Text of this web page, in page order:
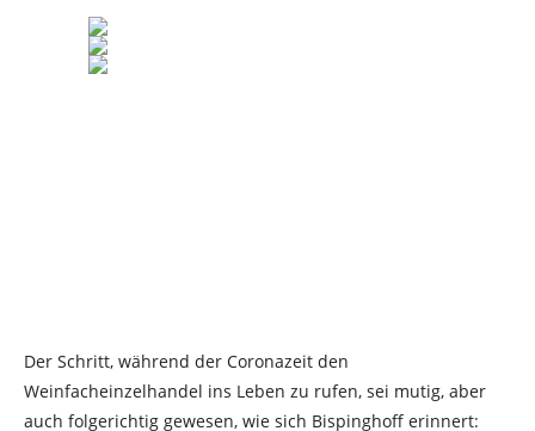
Der Schritt, während der Coronazeit den
Weinfacheinzelhandel ins Leben zu rufen, sei mutig, aber
auch folgerichtig gewesen, wie sich Bispinghoff erinnert: